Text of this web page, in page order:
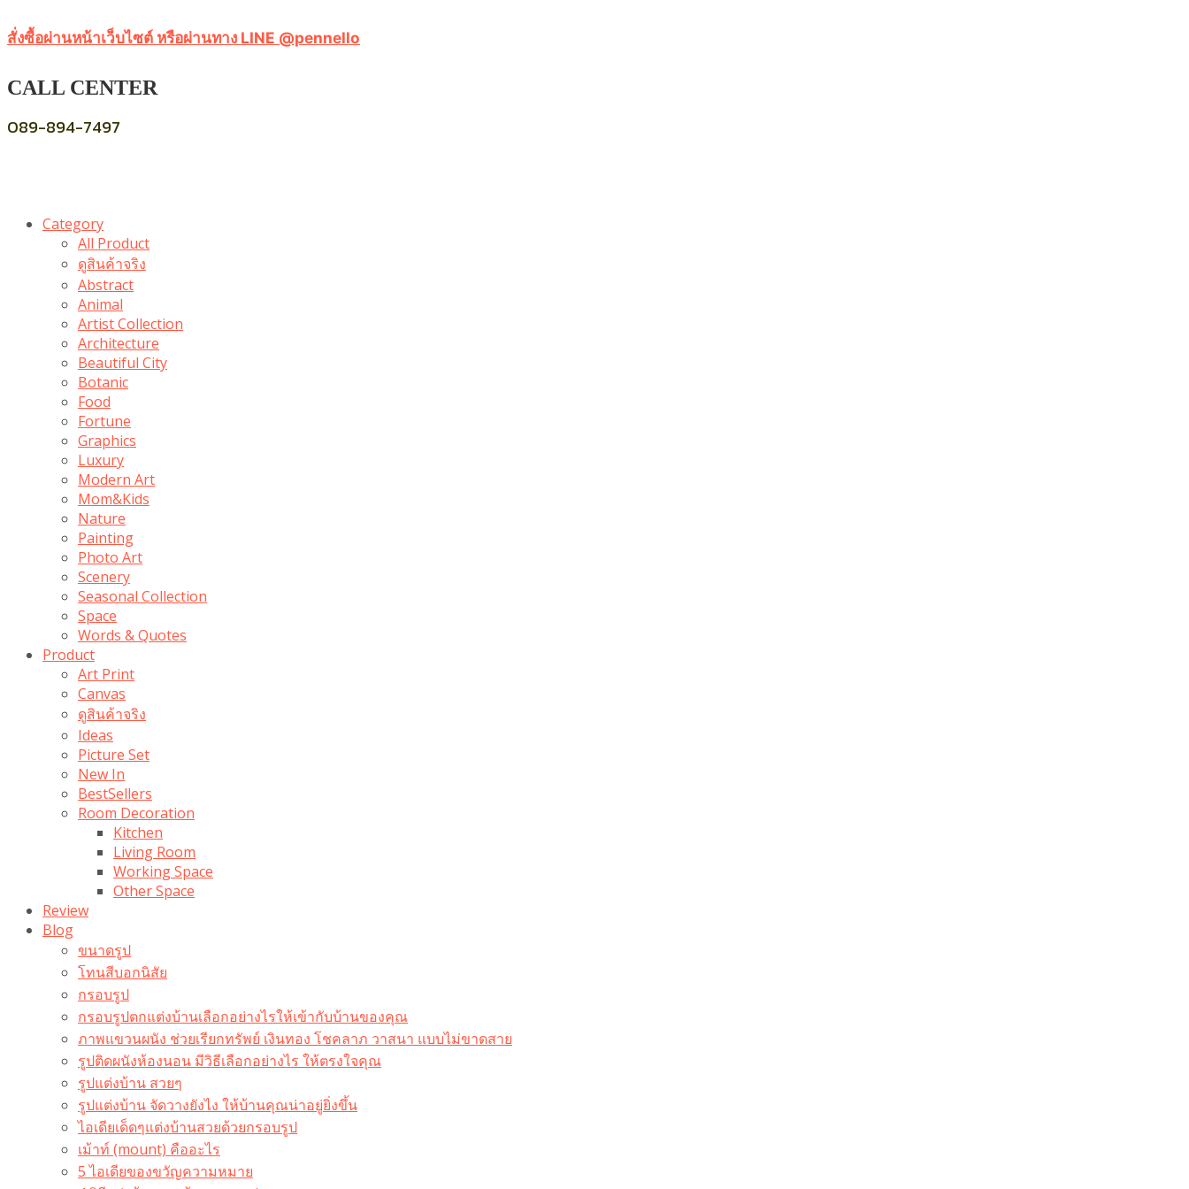
สั่งซื้อผ่านหน้าเว็บไซต์ หรือผ่านทาง LINE @pennello
CALL CENTER
089-894-7497
Category
All Product
ดูสินค้าจริง
Abstract
Animal
Artist Collection
Architecture
Beautiful City
Botanic
Food
Fortune
Graphics
Luxury
Modern Art
Mom&Kids
Nature
Painting
Photo Art
Scenery
Seasonal Collection
Space
Words & Quotes
Product
Art Print
Canvas
ดูสินค้าจริง
Ideas
Picture Set
New In
BestSellers
Room Decoration
Kitchen
Living Room
Working Space
Other Space
Review
Blog
ขนาดรูป
โทนสีบอกนิสัย
กรอบรูป
กรอบรูปตกแต่งบ้านเลือกอย่างไรให้เข้ากับบ้านของคุณ
ภาพแขวนผนัง ช่วยเรียกทรัพย์ เงินทอง โชคลาภ วาสนา แบบไม่ขาดสาย
รูปติดผนังห้องนอน มีวิธีเลือกอย่างไร ให้ตรงใจคุณ
รูปแต่งบ้าน สวยๆ
รูปแต่งบ้าน จัดวางยังไง ให้บ้านคุณน่าอยู่ยิ่งขึ้น
ไอเดียเด็ดๆแต่งบ้านสวยด้วยกรอบรูป
เม้าท์ (mount) คืออะไร​
5 ไอเดียของขวัญความหมาย